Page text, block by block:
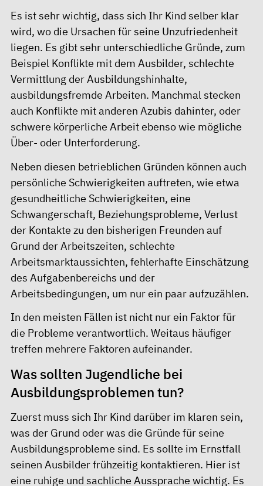
Es ist sehr wichtig, dass sich Ihr Kind selber klar
wird, wo die Ursachen für seine Unzufriedenheit
liegen. Es gibt sehr unterschiedliche Gründe, zum
Beispiel Konflikte mit dem Ausbilder, schlechte
Vermittlung der Ausbildungshinhalte,
ausbildungsfremde Arbeiten. Manchmal stecken
auch Konflikte mit anderen Azubis dahinter, oder
schwere körperliche Arbeit ebenso wie mögliche
Über- oder Unterforderung.
Neben diesen betrieblichen Gründen können auch
persönliche Schwierigkeiten auftreten, wie etwa
gesundheitliche Schwierigkeiten, eine
Schwangerschaft, Beziehungsprobleme, Verlust
der Kontakte zu den bisherigen Freunden auf
Grund der Arbeitszeiten, schlechte
Arbeitsmarktaussichten, fehlerhafte Einschätzung
des Aufgabenbereichs und der
Arbeitsbedingungen, um nur ein paar aufzuzählen.
In den meisten Fällen ist nicht nur ein Faktor für
die Probleme verantwortlich. Weitaus häufiger
treffen mehrere Faktoren aufeinander.
Was sollten Jugendliche bei
Ausbildungsproblemen tun?
Zuerst muss sich Ihr Kind darüber im klaren sein,
was der Grund oder was die Gründe für seine
Ausbildungsprobleme sind. Es sollte im Ernstfall
seinen Ausbilder frühzeitig kontaktieren. Hier ist
eine ruhige und sachliche Aussprache wichtig. Es